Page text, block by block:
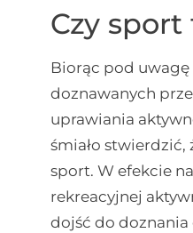
Czy
Biorąc pod
doznawanych
uprawiania
śmiało stwierdzić,
sport. W efekcie
rekreacyjnej
dojść do